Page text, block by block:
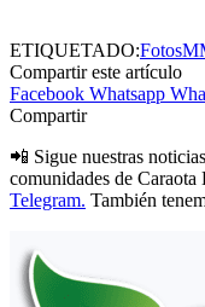
ETIQUETADO:Fotos
Compartir este artículo
Facebook Whatsapp
Compartir
📲 Sigue nuestras
comunidades de
Telegram. También